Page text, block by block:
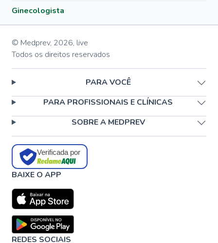
Ginecologista
© Medprev, 2026, live
Todos os direitos reservados
PARA VOCÊ
PARA PROFISSIONAIS E CLÍNICAS
SOBRE A MEDPREV
Verificada por
BAIXE O APP
REDES SOCIAIS